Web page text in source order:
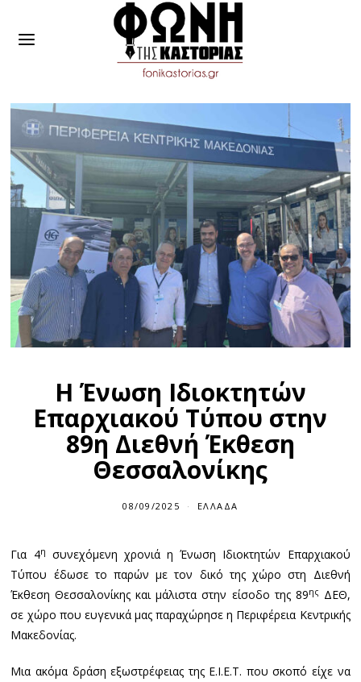
Η Ένωση Ιδιοκτητών
Επαρχιακού Τύπου στην
89η Διεθνή Έκθεση
Θεσσαλονίκης
08/09/2025 ΕΛΛΆΔΑ
Για 4η
συνεχόμενη χρονιά η Ένωση Ιδιοκτητών Επαρχιακού
Τύπου έδωσε το παρών με τον δικό της χώρο στη Διεθνή
Έκθεση Θεσσαλονίκης και μάλιστα στην είσοδο της 89ης ΔΕΘ,
σε χώρο που ευγενικά μας παραχώρησε η Περιφέρεια Κεντρικής
Μακεδονίας.
Μια ακόμα δράση εξωστρέφειας της Ε.Ι.Ε.Τ. που σκοπό είχε να